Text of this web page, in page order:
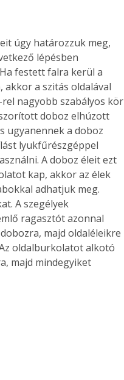
úgy határozzuk meg,
lépésben
festett falra kerül a
a szitás oldalával
nagyobb szabályos kör
doboz elhúzott
ugyanennek a doboz
lyukfűrészgéppel
A doboz éleit ezt
kap, akkor az élek
adhatjuk meg.
A szegélyek
ragasztót azonnal
majd oldaléleikre
oldalburkolatot alkotó
majd mindegyiket